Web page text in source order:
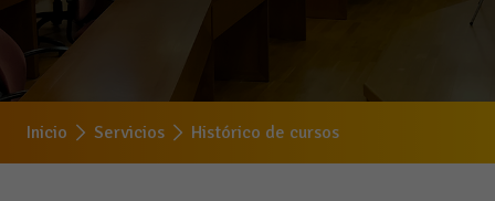
Inicio Servicios Histórico de cursos